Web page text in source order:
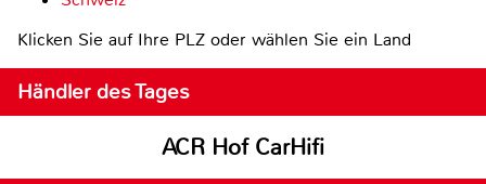
Klicken Sie auf Ihre PLZ oder wählen Sie ein Land
Händler des Tages
ACR Hof CarHifi